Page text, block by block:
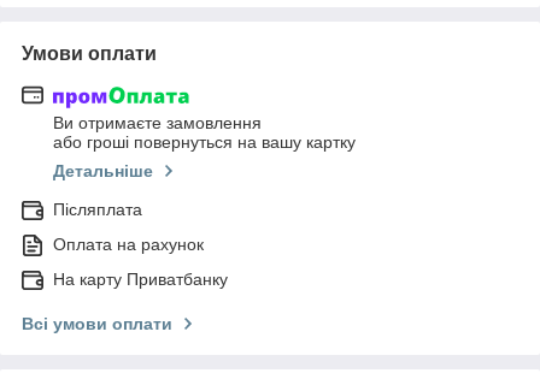
Умови оплати
Ви отримаєте замовлення
або гроші повернуться на вашу картку
Детальніше
Післяплата
Оплата на рахунок
На карту Приватбанку
Всі умови оплати